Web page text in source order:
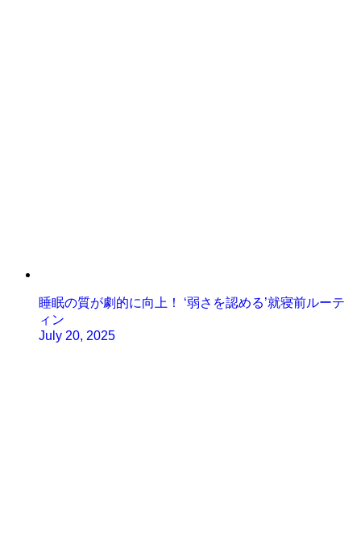
睡眠の質が劇的に向上！ ‘弱さを認める’就寝前ルーテ
ィン
July 20, 2025